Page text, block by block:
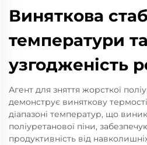
Виняткова
температури та
узгодженість
Агент для зняття жорсткої
демонструє виняткову
діапазоні температур, що
поліуретанової піни,
продуктивність від